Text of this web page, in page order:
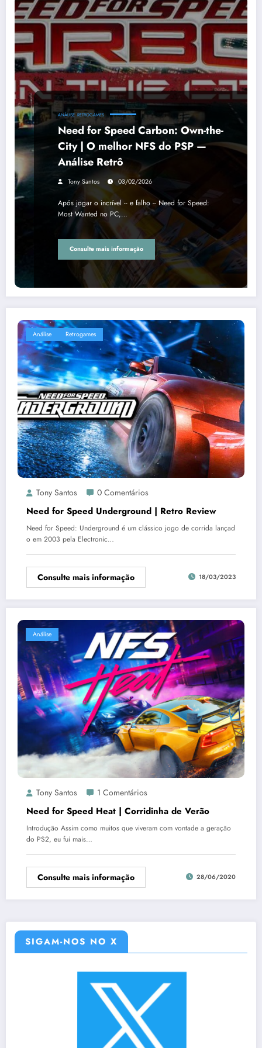
ANÁLISE RETROGAMES
Need for Speed Carbon: Own-the-
City | O melhor NFS do PSP —
Análise Retrô
Tony Santos 03/02/2026
Após jogar o incrível -- e falho -- Need for Speed:
Most Wanted no PC,…
Consulte mais informação
Análise Retrogames
Tony Santos 0 Comentários
Need for Speed Underground | Retro Review
Need for Speed: Underground é um clássico jogo de corrida lançad
o em 2003 pela Electronic…
Consulte mais informação 18/03/2023
Análise
Tony Santos 1 Comentários
Need for Speed Heat | Corridinha de Verão
Introdução Assim como muitos que viveram com vontade a geração
do PS2, eu fui mais…
Consulte mais informação 28/06/2020
SIGAM-NOS NO X